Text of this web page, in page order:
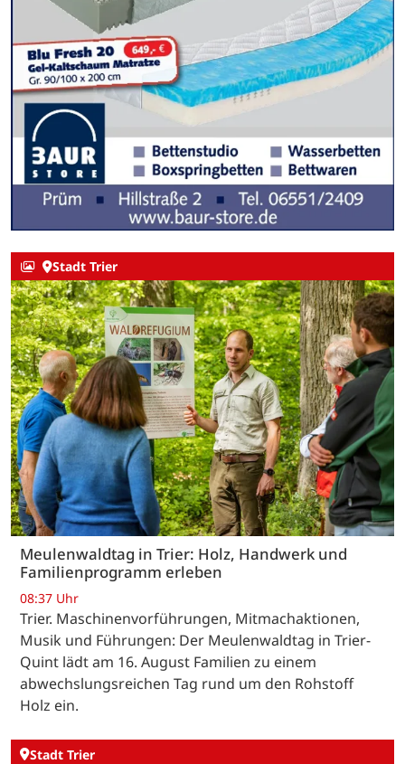
Stadt Trier
Meulenwaldtag in Trier: Holz, Handwerk und
Familienprogramm erleben
08:37 Uhr
Trier. Maschinenvorführungen, Mitmachaktionen,
Musik und Führungen: Der Meulenwaldtag in Trier-
Quint lädt am 16. August Familien zu einem
abwechslungsreichen Tag rund um den Rohstoff
Holz ein.
Stadt Trier